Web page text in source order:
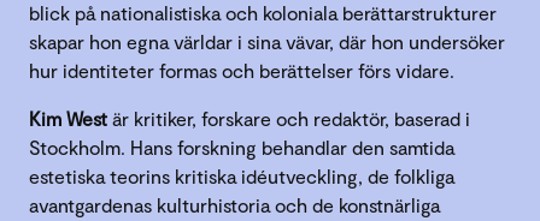
blick på nationalistiska och koloniala berättarstrukturer
skapar hon egna världar i sina vävar, där hon undersöker
hur identiteter formas och berättelser förs vidare.
Kim West är kritiker, forskare och redaktör, baserad i
Stockholm. Hans forskning behandlar den samtida
estetiska teorins kritiska idéutveckling, de folkliga
avantgardenas kulturhistoria och de konstnärliga